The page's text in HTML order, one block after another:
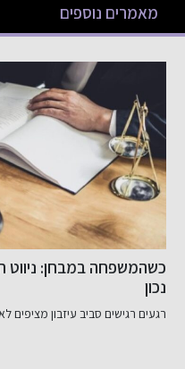
מאמרים נוספים
כשהמשפחה במבחן: ניווט
נכון
רגעים רגישים סביב עיזבון